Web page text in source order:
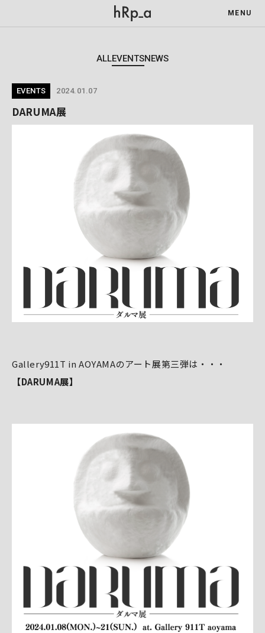
MENU
ALLEVENTSNEWS
EVENTS 2024.01.07
DARUMA展
Gallery911T in AOYAMAのアート展第三弾は・・・
【DARUMA展】